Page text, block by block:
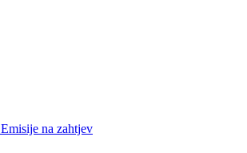
Emisije na zahtjev